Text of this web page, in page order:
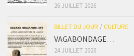
26 JUILLET 2026
BILLET DU JOUR / CULTURE
VAGABONDAGE…
24 JUILLET 2026